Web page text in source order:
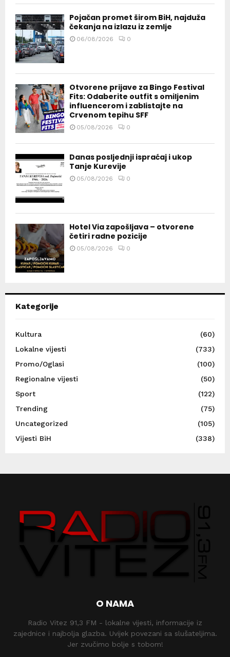
Pojačan promet širom BiH, najduža
čekanja na izlazu iz zemlje
06/08/2026 0
Otvorene prijave za Bingo Festival
Fits: Odaberite outfit s omiljenim
influencerom i zablistajte na
Crvenom tepihu SFF
05/08/2026 0
Danas posljednji ispraćaj i ukop
Tanje Kurevije
05/08/2026 0
Hotel Via zapošljava – otvorene
četiri radne pozicije
05/08/2026 0
Kategorije
Kultura
(60)
Lokalne vijesti
(733)
Promo/Oglasi
(100)
Regionalne vijesti
(50)
Sport
(122)
Trending
(75)
Uncategorized
(105)
Vijesti BiH
(338)
O NAMA
Radio Vitez 91,3 FM - lokalne vijesti, informacije iz
zajednice i najbolja glazba. Uvijek povezani sa slušateljima.
Jer zvučimo bolje s tobom!